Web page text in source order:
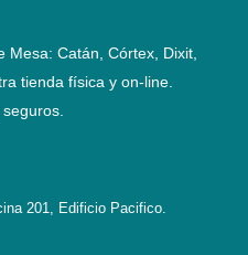
Mesa: Catán, Córtex, Dixit,
tienda física y on-line.
seguros
201, Edificio Pacifico.